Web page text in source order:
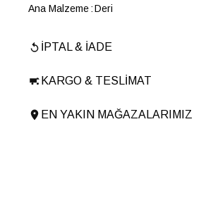
Ana Malzeme Deri
Topuk Boyu
2.5 cm
Ürün Cinsi
Casual
Taban Yüksekliği
1.5 cm
İPTAL & İADE
KARGO & TESLIMAT
EN YAKIN MAĞAZALARIMIZ